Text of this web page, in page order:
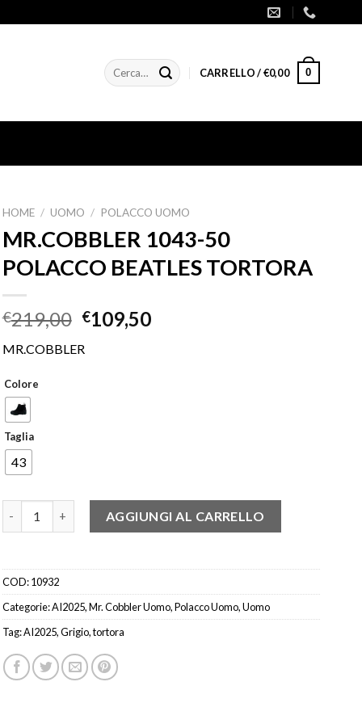
Cerca: CARRELLO /€0,00 0
HOME / UOMO / POLACCO UOMO
MR.COBBLER 1043-50
POLACCO BEATLES TORTORA
€219,00 €109,50
MR.COBBLER
Colore
Taglia
43
MR.COBBLER 1043-50 POLACCO BEATLES TORTORA quantità
AGGIUNGI AL CARRELLO
COD:10932
Categorie:AI2025,Mr. Cobbler Uomo,Polacco Uomo,Uomo
Tag:AI2025,Grigio,tortora